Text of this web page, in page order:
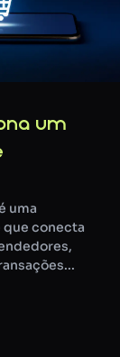
um
uma
que conecta